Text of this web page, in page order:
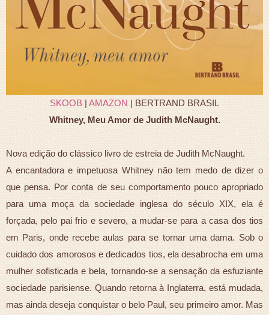
SKOOB | AMAZON | BERTRAND BRASIL
Whitney, Meu Amor de Judith McNaught.
Nova edição do clássico livro de estreia de Judith McNaught.
A encantadora e impetuosa Whitney não tem medo de dizer o
que pensa. Por conta de seu comportamento pouco apropriado
para uma moça da sociedade inglesa do século XIX, ela é
forçada, pelo pai frio e severo, a mudar-se para a casa dos tios
em Paris, onde recebe aulas para se tornar uma dama. Sob o
cuidado dos amorosos e dedicados tios, ela desabrocha em uma
mulher sofisticada e bela, tornando-se a sensação da esfuziante
sociedade parisiense. Quando retorna à Inglaterra, está mudada,
mas ainda deseja conquistar o belo Paul, seu primeiro amor. Mas